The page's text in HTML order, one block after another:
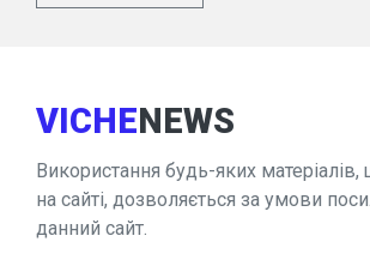
VICHENEWS
Використання будь-яких
на сайті, дозволяється за умови
данний сайт.